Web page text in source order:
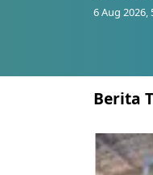
6 Aug 2026,
Berita